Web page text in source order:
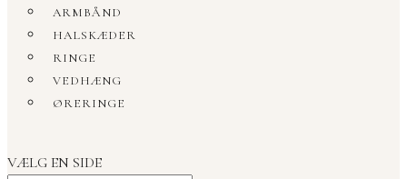
ARMBÅND
HALSKÆDER
RINGE
VEDHÆNG
ØRERINGE
VÆLG EN SIDE